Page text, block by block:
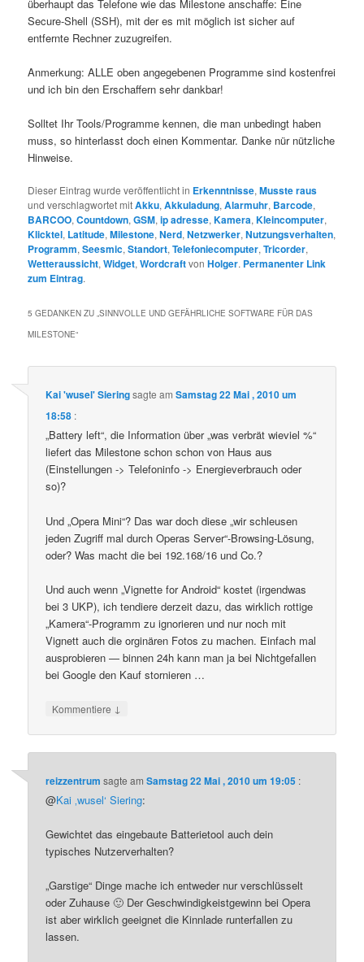
überhaupt das Telefone wie das Milestone anschaffe: Eine
Secure-Shell (SSH), mit der es mit möglich ist sicher auf
entfernte Rechner zuzugreifen.
Anmerkung: ALLE oben angegebenen Programme sind kostenfrei
und ich bin den Erschaffern sehr dankbar!
Solltet Ihr Tools/Programme kennen, die man unbedingt haben
muss, so hinterlasst doch einen Kommentar. Danke nür nützliche
Hinweise.
Dieser Eintrag wurde veröffentlicht in Erkenntnisse,Musste raus
und verschlagwortet mitAkku,Akkuladung,Alarmuhr, Barcode,
BARCOO,Countdown,GSM,ip adresse,Kamera,Kleincomputer,
Klicktel, Latitude,Milestone,Nerd,Netzwerker,Nutzungsverhalten,
Programm,Seesmic,Standort,Telefoniecomputer,Tricorder,
Wetteraussicht,Widget,WordcraftvonHolger. Permanenter Link
zum Eintrag.
5 GEDANKEN ZU „SINNVOLLE UND GEFÄHRLICHE SOFTWARE FÜR DAS
MILESTONE“
Kai 'wusel' Sieringsagte amSamstag 22 Mai , 2010 um
18:58 :
„Battery left“, die Information über „was verbrät wieviel %“
liefert das Milestone schon schon von Haus aus
(Einstellungen -> Telefoninfo -> Energieverbrauch oder
so)?
Und „Opera Mini“? Das war doch diese „wir schleusen
jeden Zugriff mal durch Operas Server“-Browsing-Lösung,
oder? Was macht die bei 192.168/16 und Co.?
Und auch wenn „Vignette for Android“ kostet (irgendwas
bei 3 UKP), ich tendiere derzeit dazu, das wirklich rottige
„Kamera“-Programm zu ignorieren und nur noch mit
Vignett auch die orginären Fotos zu machen. Einfach mal
ausprobieren — binnen 24h kann man ja bei Nichtgefallen
bei Google den Kauf stornieren …
Kommentiere ↓
reizzentrum sagte amSamstag 22 Mai , 2010 um 19:05 :
@Kai ‚wusel‘ Siering:
Gewichtet das eingebaute Batterietool auch dein
typisches Nutzerverhalten?
„Garstige“ Dinge mache ich entweder nur verschlüsselt
oder Zuhause 🙂 Der Geschwindigkeistgewinn bei Opera
ist aber wirklich geeignet die Kinnlade runterfallen zu
lassen.